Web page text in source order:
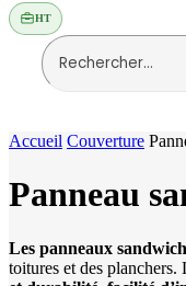
HT
Accueil Couverture
Panneau
Les panneaux sandwich
toitures et des planchers.